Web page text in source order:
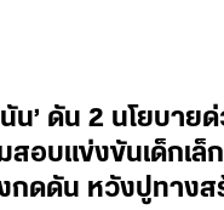
’ ดัน 2 นโยบายด่
บแข่งขันเด็กเล็ก
งกดดัน หวังปูทาง